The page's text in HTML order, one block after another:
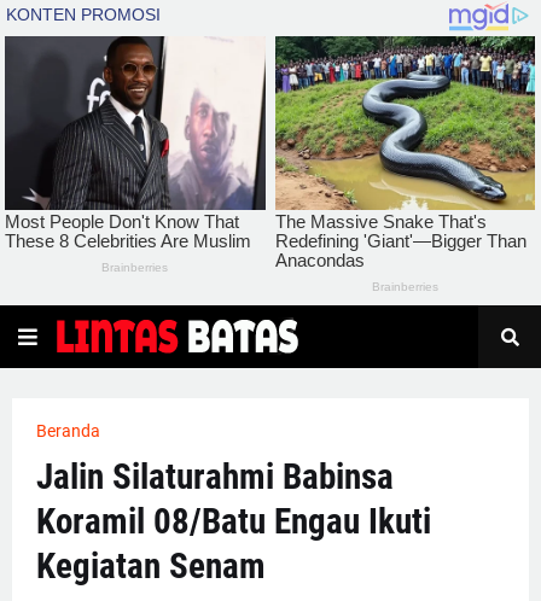
Beranda
Jalin Silaturahmi Babinsa
Koramil 08/Batu Engau Ikuti
Kegiatan Senam